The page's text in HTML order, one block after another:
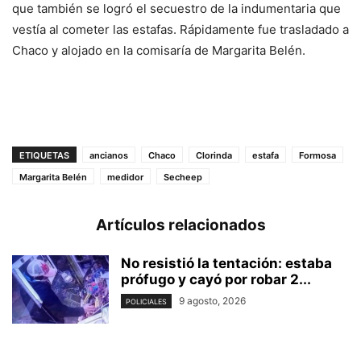
que también se logró el secuestro de la indumentaria que
vestía al cometer las estafas. Rápidamente fue trasladado a
Chaco y alojado en la comisaría de Margarita Belén.
ETIQUETAS ancianos Chaco Clorinda estafa
Formosa
Margarita Belén
medidor Secheep
Artículos relacionados
No resistió la tentación: estaba
prófugo y cayó por robar 2...
POLICIALES 9 agosto, 2026